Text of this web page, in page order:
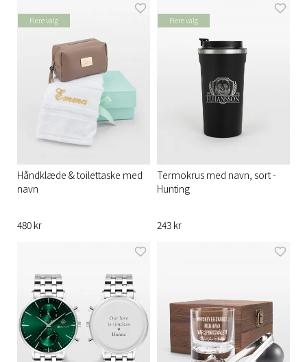
Flere valg
Håndklæde & toilettaske med
navn
480 kr
Flere valg
Termokrus med navn, sort -
Hunting
243 kr